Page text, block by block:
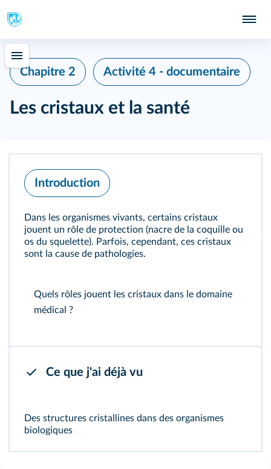
Chapitre 2 Activité 4 - documentaire
Les cristaux et la santé
Introduction
Dans les organismes vivants, certains cristaux
jouent un rôle de protection (nacre de la coquille ou
os du squelette). Parfois, cependant, ces cristaux
sont la cause de pathologies.
Quels rôles jouent les cristaux dans le domaine
médical ?
Ce que j'ai déjà vu
Des structures cristallines dans des organismes
biologiques